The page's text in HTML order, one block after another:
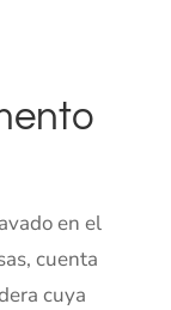
en el
cuenta
cuya